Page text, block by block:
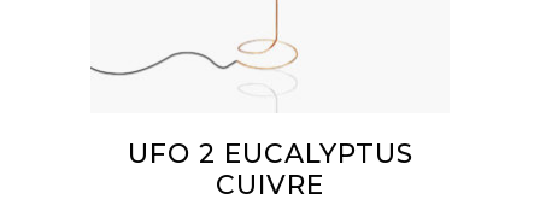
AJOUTER AU PANIER
UFO 2 EUCALYPTUS
CUIVRE